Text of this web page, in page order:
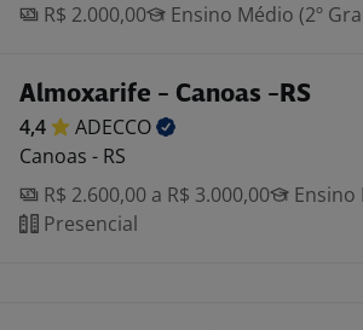
R$ 2.000,00
Ensino Médio (2º
Almoxarife - Canoas -RS
4,4
ADECCO
Canoas - RS
R$ 2.600,00 a R$ 3.000,00
Ensino
Presencial